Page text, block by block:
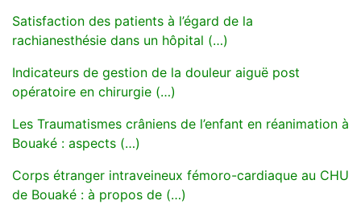
Satisfaction des patients à l’égard de la
rachianesthésie dans un hôpital (…)
Indicateurs de gestion de la douleur aiguë post
opératoire en chirurgie (…)
Les Traumatismes crâniens de l’enfant en réanimation à
Bouaké : aspects (…)
Corps étranger intraveineux fémoro-cardiaque au CHU
de Bouaké : à propos de (…)